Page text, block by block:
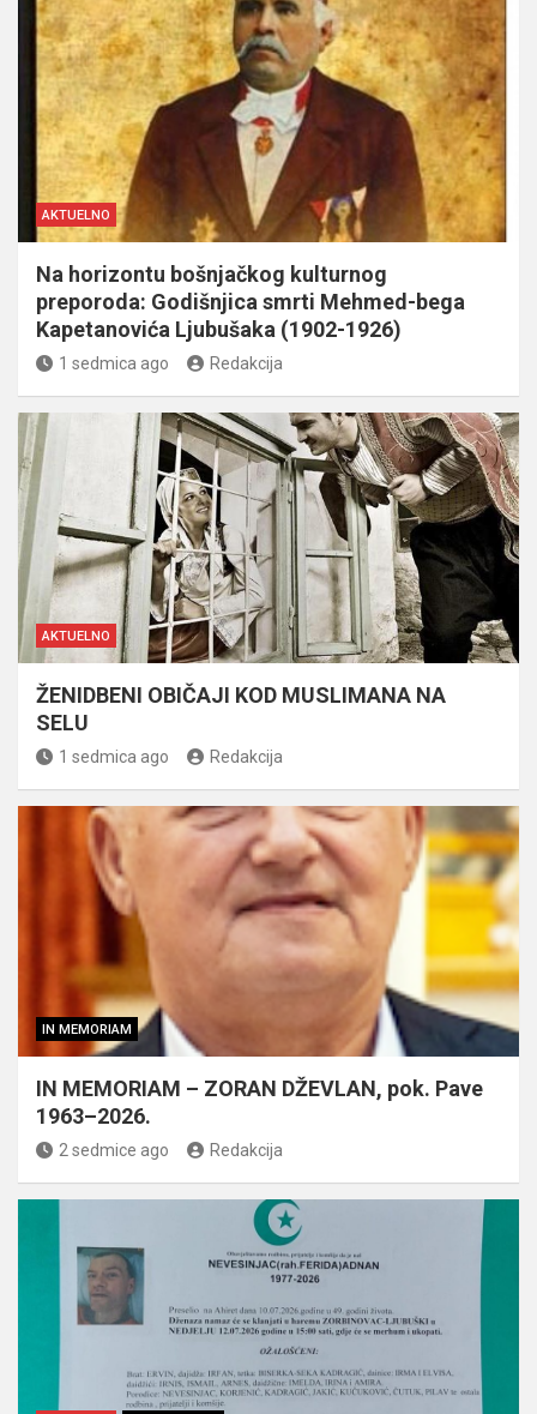
AKTUELNO
Na horizontu bošnjačkog kulturnog
preporoda: Godišnjica smrti Mehmed-bega
Kapetanovića Ljubušaka (1902-1926)
1 sedmica ago Redakcija
AKTUELNO
ŽENIDBENI OBIČAJI KOD MUSLIMANA NA
SELU
1 sedmica ago Redakcija
IN MEMORIAM
IN MEMORIAM – ZORAN DŽEVLAN, pok. Pave
1963–2026.
2 sedmice ago Redakcija